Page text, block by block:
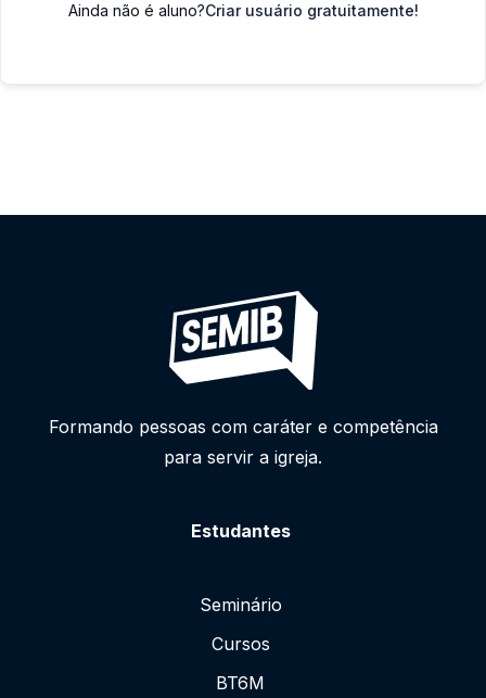
Ainda não é aluno?Criar usuário gratuitamente!
Formando pessoas com caráter e competência
para servir a igreja.
Estudantes
Seminário
Cursos
BT6M